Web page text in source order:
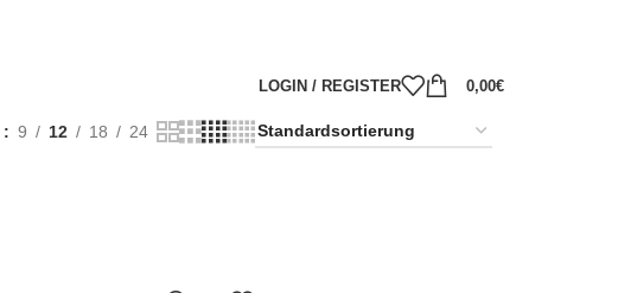
LOGIN / REGISTER 0,00€
9 12 18 24